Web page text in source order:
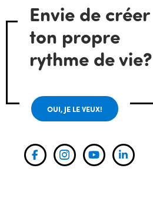
Envie de créer
ton propre
rythme de vie?
OUI, JE LE VEUX!